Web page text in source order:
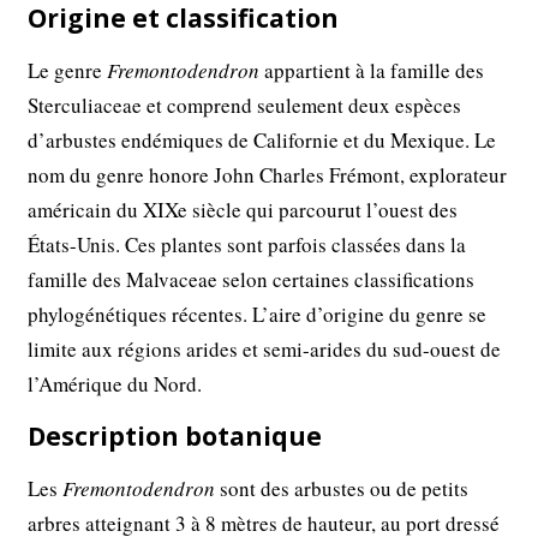
Origine et classification
Le genreFremontodendron appartient à la famille des
Sterculiaceae et comprend seulement deux espèces
d’arbustes endémiques de Californie et du Mexique. Le
nom du genre honore John Charles Frémont, explorateur
américain du XIXe siècle qui parcourut l’ouest des
États-Unis. Ces plantes sont parfois classées dans la
famille des Malvaceae selon certaines classifications
phylogénétiques récentes. L’aire d’origine du genre se
limite aux régions arides et semi-arides du sud-ouest de
l’Amérique du Nord.
Description botanique
LesFremontodendron sont des arbustes ou de petits
arbres atteignant 3 à 8 mètres de hauteur, au port dressé